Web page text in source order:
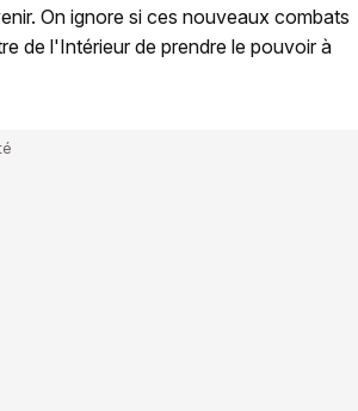
On ignore si ces nouveaux combats
de l'Intérieur de prendre le pouvoir à